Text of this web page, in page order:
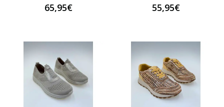
65,95€ 55,95€